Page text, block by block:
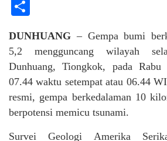
DUNHUANG – Gempa bumi
5,2 mengguncang wilayah
Dunhuang, Tiongkok, pada Rabu
07.44 waktu setempat atau 06.44
resmi, gempa berkedalaman 10
berpotensi memicu tsunami.
Survei Geologi Amerika